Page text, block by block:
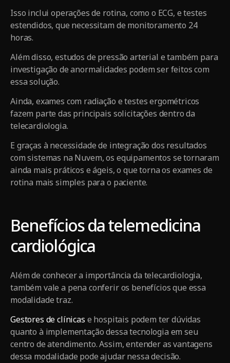
Isso inclui operações de rotina, como o ECG, e testes
estendidos, que necessitam de monitoramento 24
horas.
Além disso, estudos de pressão arterial e também para
investigação de anormalidades podem ser feitos com
essa solução.
Ainda, exames com radiação e testes ergométricos
fazem parte das principais solicitações dentro da
telecardiologia.
E graças à necessidade de integração dos resultados
com sistemas na Nuvem, os equipamentos se tornaram
ainda mais práticos e ágeis, o que torna os exames de
rotina mais simples para o paciente.
Benefícios da telemedicina
cardiológica
Além de conhecer a importância da telecardiologia,
também vale a pena conferir os benefícios que essa
modalidade traz.
Gestores de clínicas e hospitais podem ter dúvidas
quanto à implementação dessa tecnologia em seu
centro de atendimento. Assim, entender as vantagens
dessa modalidade pode ajudar nessa decisão.